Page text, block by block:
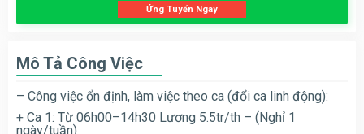
Ứng Tuyển Ngay
Mô Tả Công Việc
– Công việc ổn định, làm việc theo ca (đổi ca linh động):
+ Ca 1: Từ 06h00–14h30 Lương 5.5tr/th – (Nghỉ 1
ngày/tuần)